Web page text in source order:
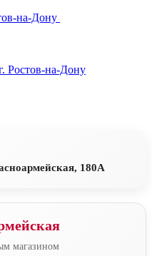
на-Дону
Ростов-на-Дону
180А
магазином